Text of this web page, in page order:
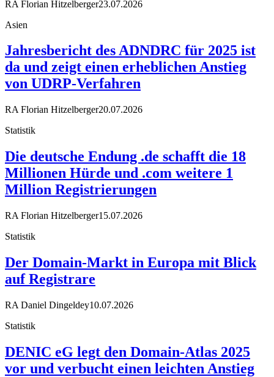
RA Florian Hitzelberger23.07.2026
Asien
Jahresbericht des ADNDRC für 2025 ist
da und zeigt einen erheblichen Anstieg
von UDRP-Verfahren
RA Florian Hitzelberger20.07.2026
Statistik
Die deutsche Endung .de schafft die 18
Millionen Hürde und .com weitere 1
Million Registrierungen
RA Florian Hitzelberger15.07.2026
Statistik
Der Domain-Markt in Europa mit Blick
auf Registrare
RA Daniel Dingeldey10.07.2026
Statistik
DENIC eG legt den Domain-Atlas 2025
vor und verbucht einen leichten Anstieg